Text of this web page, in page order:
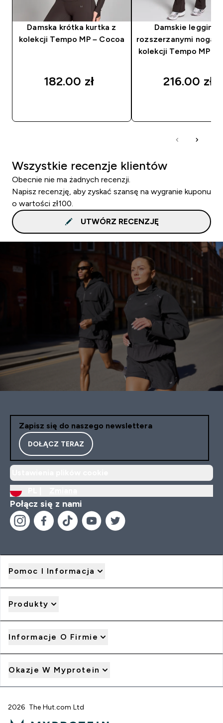
Damska krótka kurtka z
kolekcji Tempo MP – Cocoa
182.00 zł‎
Damskie legginsy
rozszerzanymi
kolekcji Tempo MP –
216.00 zł‎
Wszystkie recenzje klientów
Obecnie nie ma żadnych recenzji.
Napisz recenzję, aby zyskać szansę na wygranie kuponu
o wartości zł100.
UTWÓRZ RECENZJĘ
Zapisz się do naszego newslettera
DOŁĄCZ TERAZ
Połącz się z nami
Pomoc I Informacja
Produkty
Informacje O Firmie
Okazje W Myprotein
2026 The Hut.com Ltd